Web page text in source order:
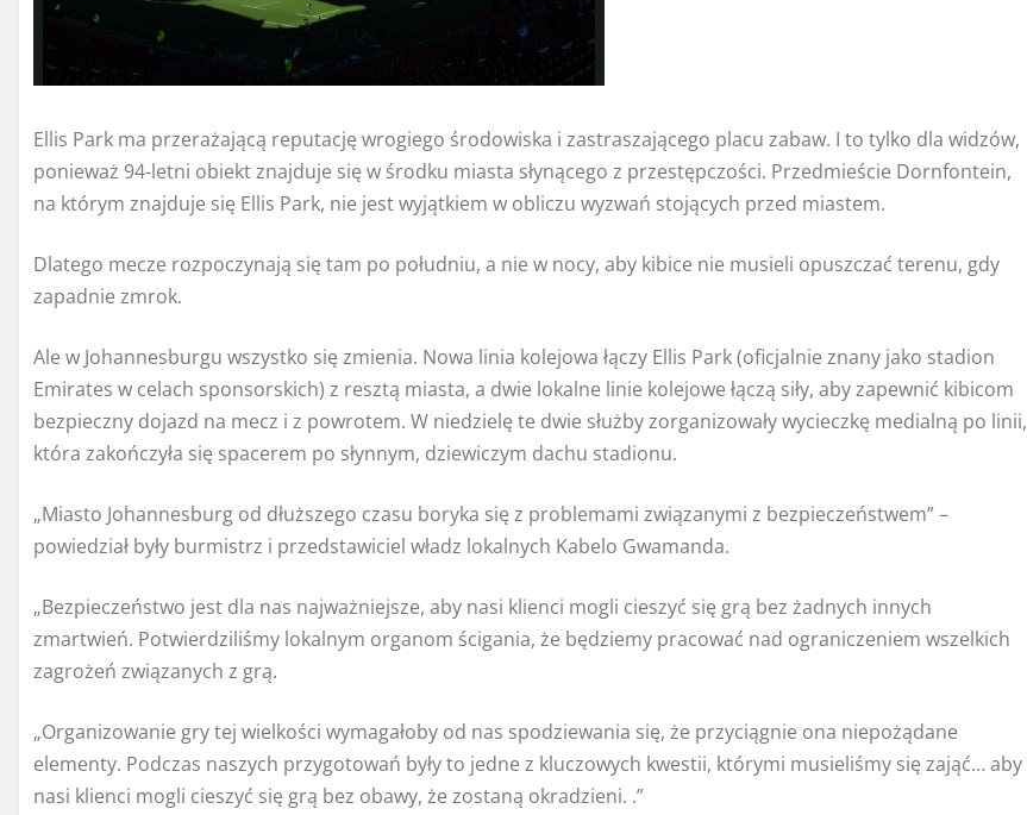
Ellis Park ma przerażającą reputację wrogiego środowiska i zastraszającego placu zabaw. I to tylko dla widzów,
ponieważ 94-letni obiekt znajduje się w środku miasta słynącego z przestępczości. Przedmieście Dornfontein,
na którym znajduje się Ellis Park, nie jest wyjątkiem w obliczu wyzwań stojących przed miastem.
Dlatego mecze rozpoczynają się tam po południu, a nie w nocy, aby kibice nie musieli opuszczać terenu, gdy
zapadnie zmrok.
Ale w Johannesburgu wszystko się zmienia. Nowa linia kolejowa łączy Ellis Park (oficjalnie znany jako stadion
Emirates w celach sponsorskich) z resztą miasta, a dwie lokalne linie kolejowe łączą siły, aby zapewnić kibicom
bezpieczny dojazd na mecz i z powrotem. W niedzielę te dwie służby zorganizowały wycieczkę medialną po linii,
która zakończyła się spacerem po słynnym, dziewiczym dachu stadionu.
„Miasto Johannesburg od dłuższego czasu boryka się z problemami związanymi z bezpieczeństwem” –
powiedział były burmistrz i przedstawiciel władz lokalnych Kabelo Gwamanda.
„Bezpieczeństwo jest dla nas najważniejsze, aby nasi klienci mogli cieszyć się grą bez żadnych innych
zmartwień. Potwierdziliśmy lokalnym organom ścigania, że ​​będziemy pracować nad ograniczeniem wszelkich
zagrożeń związanych z grą.
„Organizowanie gry tej wielkości wymagałoby od nas spodziewania się, że przyciągnie ona niepożądane
elementy. Podczas naszych przygotowań były to jedne z kluczowych kwestii, którymi musieliśmy się zająć… aby
nasi klienci mogli cieszyć się grą bez obawy, że zostaną okradzieni. .”